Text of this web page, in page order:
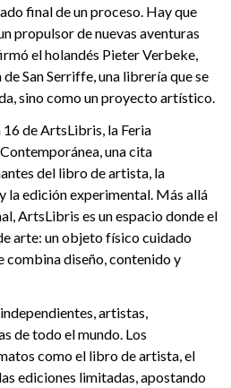
final de un proceso. Hay que
propulsor de nuevas aventuras
el holandés Pieter Verbeke,
San Serriffe, una librería que se
sino como un proyecto artístico.
de ArtsLibris, la Feria
una cita
del libro de artista, la
edición experimental. Más allá
ArtsLibris es un espacio donde el
arte: un objeto físico cuidado
combina diseño, contenido y
artistas,
de todo el mundo. Los
como el libro de artista, el
ediciones limitadas, apostando